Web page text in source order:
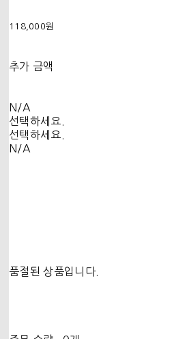
118,000원
추가 금액
N/A
선택하세요.
선택하세요.
N/A
품절된 상품입니다.